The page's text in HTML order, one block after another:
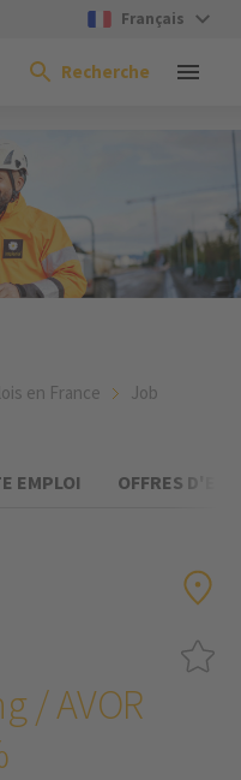
Français
Recherche
en France Job
EMPLOI OFFRES
/ AVOR